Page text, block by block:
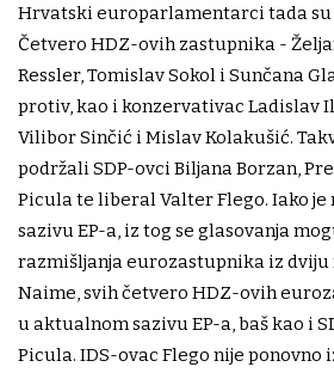
Hrvatski europarlamentarci tada
Četvero HDZ-ovih zastupnika -
Ressler, Tomislav Sokol i Sunčana
protiv, kao i konzervativac Ladislav
Vilibor Sinčić i Mislav Kolakušić.
podržali SDP-ovci Biljana Borzan,
Picula te liberal Valter Flego. Iako je
sazivu EP-a, iz tog se glasovanja
razmišljanja eurozastupnika iz dviju
Naime, svih četvero HDZ-ovih
u aktualnom sazivu EP-a, baš kao i
Picula. IDS-ovac Flego nije ponovno